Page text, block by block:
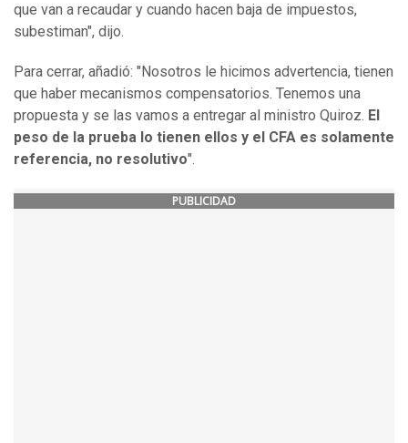
que van a recaudar y cuando hacen baja de impuestos,
subestiman", dijo.
Para cerrar, añadió: "Nosotros le hicimos advertencia, tienen
que haber mecanismos compensatorios. Tenemos una
propuesta y se las vamos a entregar al ministro Quiroz. El
peso de la prueba lo tienen ellos y el CFA es solamente
referencia, no resolutivo".
PUBLICIDAD